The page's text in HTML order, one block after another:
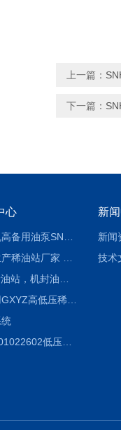
上一篇：
下一篇：
心
磨机用GXYZ高低压稀油站，静压油润滑系统
ZNYB01022602低压螺杆泵
新
新闻
技术